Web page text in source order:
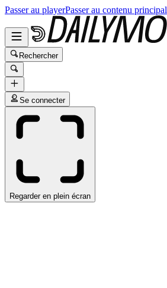
Passer au playerPasser au contenu principal
Rechercher
Se connecter
Regarder en plein écran